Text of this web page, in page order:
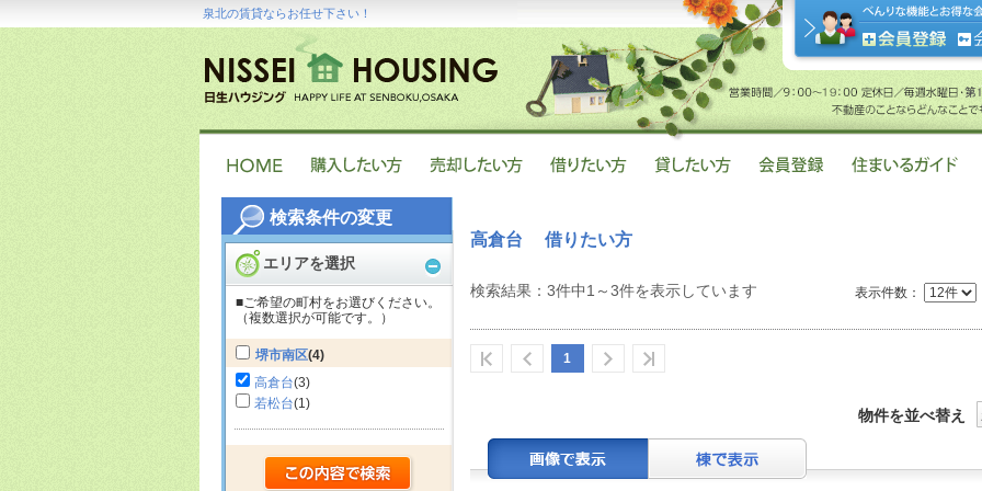
検索条件の変更
エリアを選択
■ご希望の町村をお選びください。
（複数選択が可能です。）
堺市南区(4)
高倉台(3)
若松台(1)
泉北の賃貸ならお任せ下さい！
高倉台 借りたい方
検索結果：3件中1～3件を表示しています
1
表示件数：
物件を並べ替え